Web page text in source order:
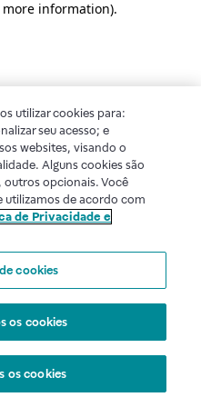
information).
utilizar cookies para:
seu acesso; e
websites, visando o
Alguns cookies são
outros opcionais. Você
utilizamos de acordo com
de Privacidade e
cookies
os cookies
os cookies